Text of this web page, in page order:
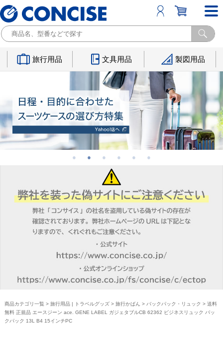
旅行用品 文具用品 製図用品
商品カテゴリ一覧 > 旅行用品 | トラベルグッズ> 旅行かばん > バックパック・リュック > 送料
無料 正規品 エースジーン ace. GENE LABEL ガジェタブルCB 62362 ビジネスリュック バッ
クパック 13L B4 15インチPC